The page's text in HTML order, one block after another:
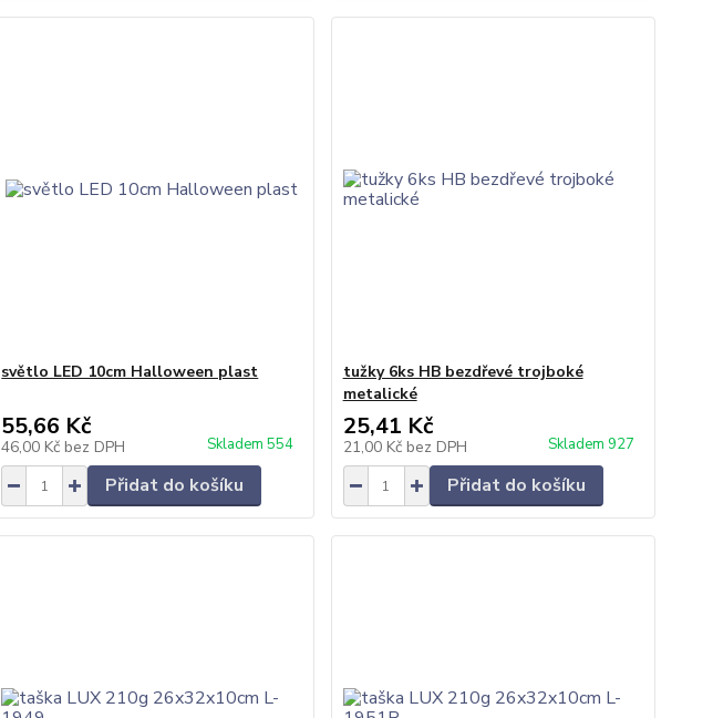
světlo LED 10cm Halloween plast
55,66 Kč
46,00 Kč bez DPH Skladem 554
Přidat do košíku
tužky 6ks HB bezdřevé trojboké
metalické
25,41 Kč
21,00 Kč bez DPH Skladem 927
Přidat do košíku